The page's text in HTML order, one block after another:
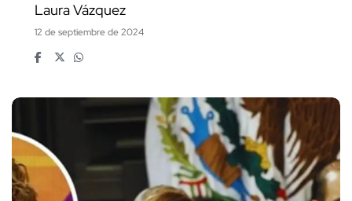
Laura Vázquez
12 de septiembre de 2024